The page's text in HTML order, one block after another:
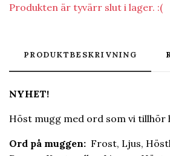
Produkten är tyvärr slut i lager. :(
PRODUKTBESKRIVNING
NYHET!
Höst mugg med ord som vi tillhör
Ord på muggen: Frost, Ljus,